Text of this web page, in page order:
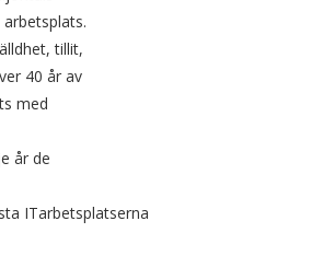
tillit,
40 år av
med
år de
ITarbetsplatserna